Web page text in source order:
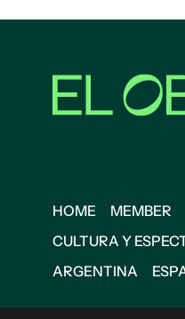
HOME MEMBER
CULTURA Y
ARGENTINA